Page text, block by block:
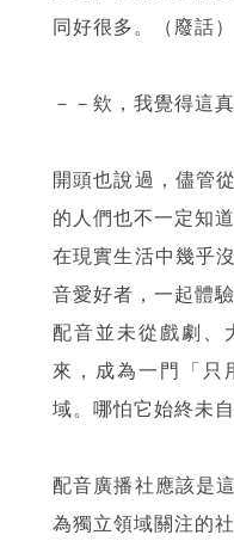
同好很多。（廢話）
－－欸，我覺得這
開頭也說過，儘管
的人們也不一定知道
在現實生活中幾乎
音愛好者，一起體驗
配音並未從戲劇、
來，成為一門「只
域。哪怕它始終未
配音廣播社應該是
為獨立領域關注的社